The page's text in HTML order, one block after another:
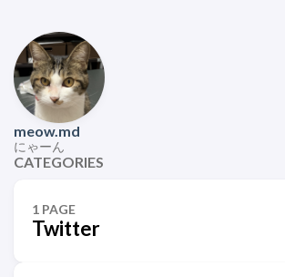
meow.md
にゃーん
CATEGORIES
1 PAGE
Twitter